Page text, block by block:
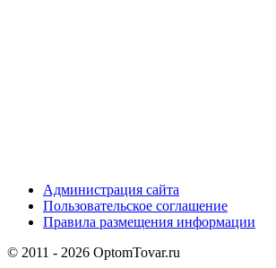
Администрация сайта
Пользовательское соглашение
Правила размещения информации
© 2011 - 2026 OptomTovar.ru